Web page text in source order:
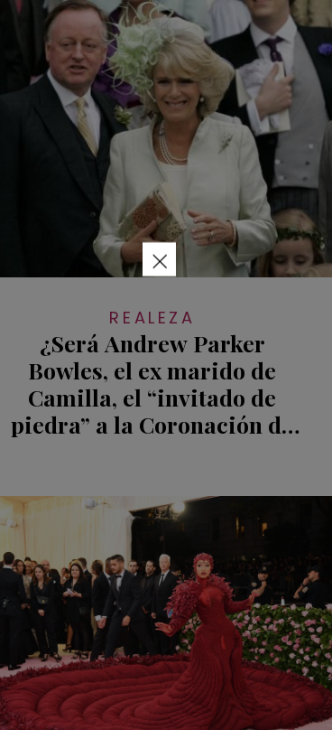
REALEZA
¿Será Andrew Parker
Bowles, el ex marido de
Camilla, el “invitado de
piedra” a la Coronación de
×